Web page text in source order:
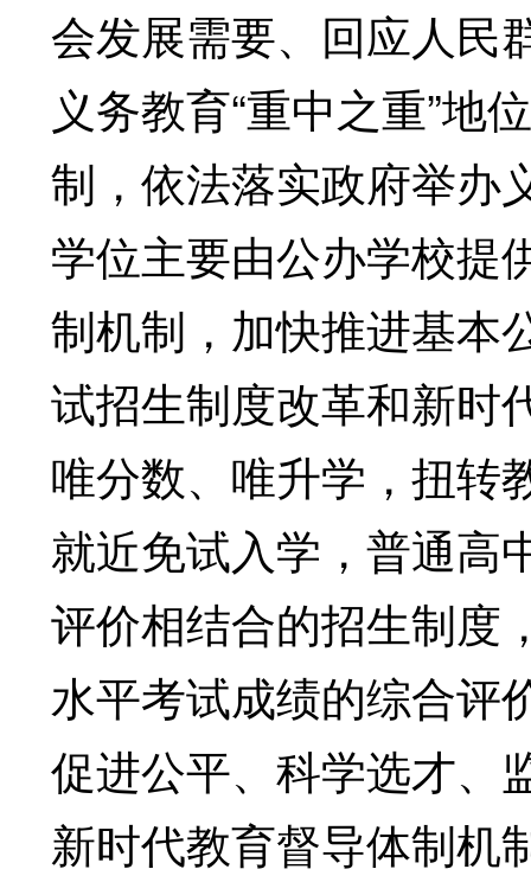
会发展需要、回应人民
义务教育“重中之重”地
制，依法落实政府举办
学位主要由公办学校提
制机制，加快推进基本
试招生制度改革和新时
唯分数、唯升学，扭转
就近免试入学，普通高
评价相结合的招生制度
水平考试成绩的综合评
促进公平、科学选才、
新时代教育督导体制机